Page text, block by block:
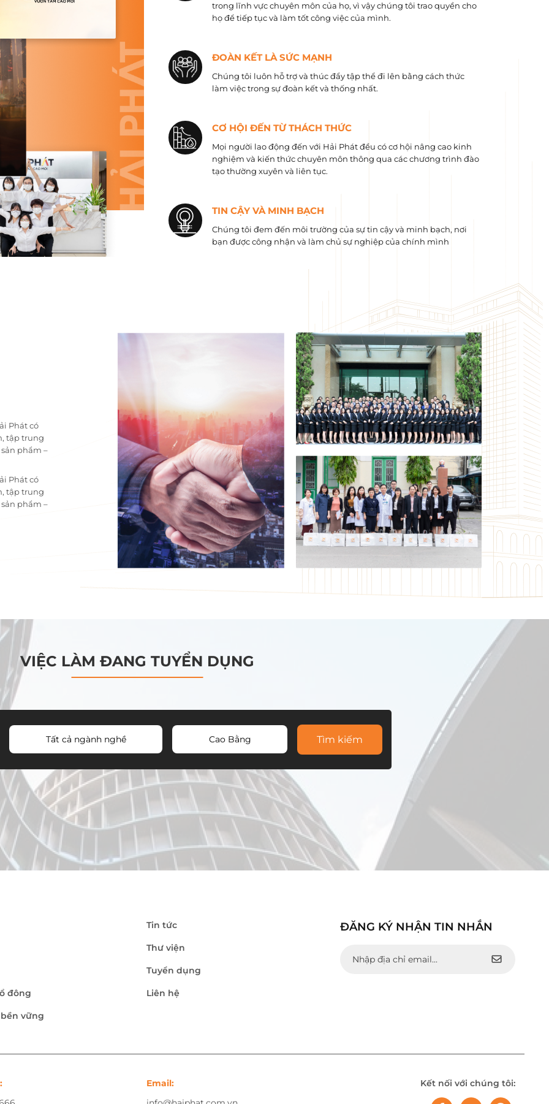
trong lĩnh vực chuyên môn của họ, vì vậy chúng tôi trao quyền cho
họ để tiếp tục và làm tốt công việc của mình.
ĐOÀN KẾT LÀ SỨC MẠNH
Chúng tôi luôn hỗ trợ và thúc đẩy tập thể đi lên bằng cách thức
làm việc trong sự đoàn kết và thống nhất.
CƠ HỘI ĐẾN TỪ THÁCH THỨC
Mọi người lao động đến với Hải Phát đều có cơ hội nâng cao kinh
nghiệm và kiến ​​thức chuyên môn thông qua các chương trình đào
tạo thường xuyên và liên tục.
TIN CẬY VÀ MINH BẠCH
Chúng tôi đem đến môi trường của sự tin cậy và minh bạch, nơi
bạn được công nhận và làm chủ sự nghiệp của chính mình
Phát có
tập trung
phẩm –
Phát có
tập trung
phẩm –
VIỆC LÀM ĐANG TUYỂN DỤNG
Tất cả ngành nghề Cao Bằng Tìm kiếm
đông
vững
Tin tức
Thư viện
Tuyển dụng
Liên hệ
ĐĂNG KÝ NHẬN TIN NHẮN
Email:
Kết nối với chúng tôi: